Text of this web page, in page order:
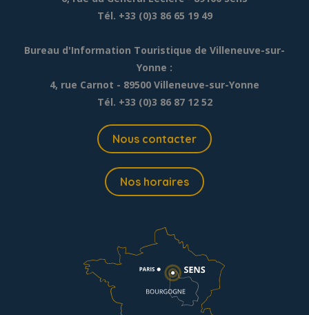
Tél. +33 (0)3 86 65 19 49
Bureau d'Information Touristique de Villeneuve-sur-
Yonne :
4, rue Carnot - 89500 Villeneuve-sur-Yonne
Tél. +33 (0)3 86 87 12 52
Nous contacter
Nos horaires